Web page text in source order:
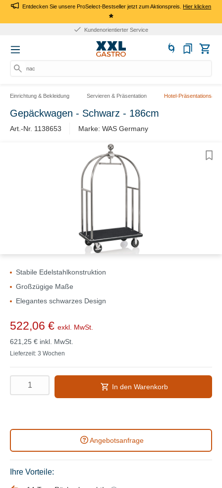
Entdecken Sie unsere ProSelect-Bestseller jetzt zum Aktionspreis.Hier klicken
*
Kundenorientierter Service
nach
Einrichtung & Bekleidung Servieren & Präsentation Hotel-
Gepäckwagen - Schwarz - 186cm
Art.-Nr. 1138653 Marke: WAS Germany
Stabile Edelstahlkonstruktion
Großzügige Maße
Elegantes schwarzes Design
522,06 € exkl. MwSt.
621,25 € inkl. MwSt.
Lieferzeit: 3 Wochen
In den Warenkorb
Angebotsanfrage
Ihre Vorteile: